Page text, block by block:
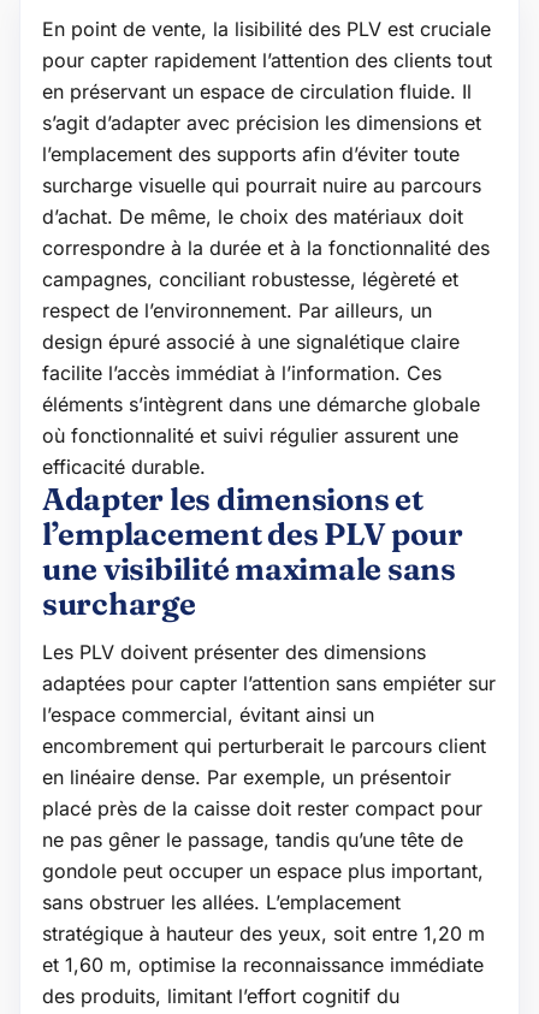
En point de vente, la lisibilité des PLV est cruciale
pour capter rapidement l’attention des clients tout
en préservant un espace de circulation fluide. Il
s’agit d’adapter avec précision les dimensions et
l’emplacement des supports afin d’éviter toute
surcharge visuelle qui pourrait nuire au parcours
d’achat. De même, le choix des matériaux doit
correspondre à la durée et à la fonctionnalité des
campagnes, conciliant robustesse, légèreté et
respect de l’environnement. Par ailleurs, un
design épuré associé à une signalétique claire
facilite l’accès immédiat à l’information. Ces
éléments s’intègrent dans une démarche globale
où fonctionnalité et suivi régulier assurent une
efficacité durable.
Adapter les dimensions et
l’emplacement des PLV pour
une visibilité maximale sans
surcharge
Les PLV doivent présenter des dimensions
adaptées pour capter l’attention sans empiéter sur
l’espace commercial, évitant ainsi un
encombrement qui perturberait le parcours client
en linéaire dense. Par exemple, un présentoir
placé près de la caisse doit rester compact pour
ne pas gêner le passage, tandis qu’une tête de
gondole peut occuper un espace plus important,
sans obstruer les allées. L’emplacement
stratégique à hauteur des yeux, soit entre 1,20 m
et 1,60 m, optimise la reconnaissance immédiate
des produits, limitant l’effort cognitif du